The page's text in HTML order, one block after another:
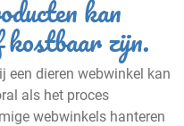
kan
kostbaar zijn.
een dieren webwinkel kan
als het proces
webwinkels hanteren